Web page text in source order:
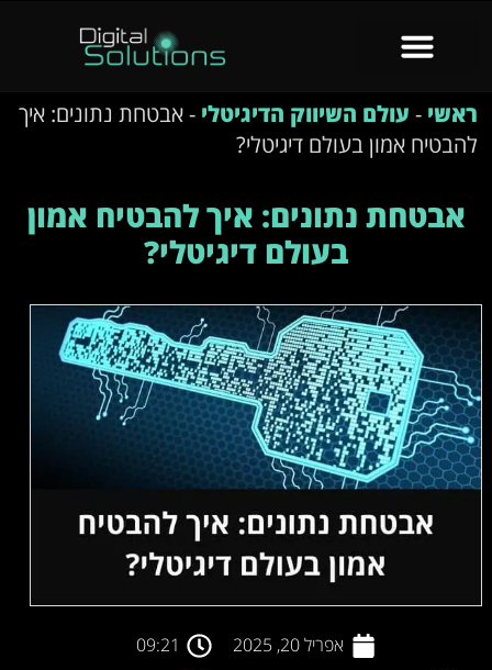
-עולם השיווק הדיגיטלי-אבטחת נתונים: איך
אמון בעולם דיגיטלי?
נתונים: איך להבטיח אמון
בעולם דיגיטלי?
אפריל 20, 2025
09:21